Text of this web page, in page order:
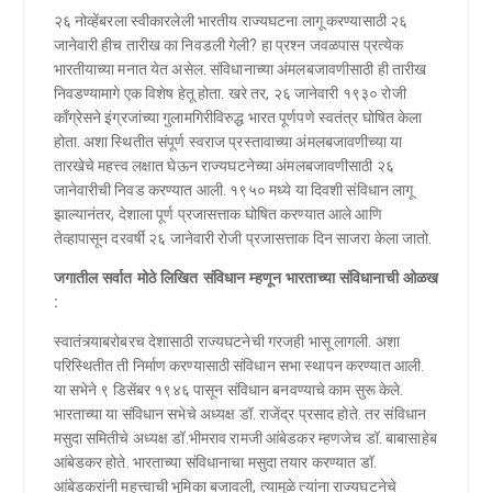
२६ नोव्हेंबरला स्वीकारलेली भारतीय राज्यघटना लागू करण्यासाठी २६
जानेवारी हीच तारीख का निवडली गेली? हा प्रश्न जवळपास प्रत्येक
भारतीयाच्या मनात येत असेल. संविधानाच्या अंमलबजावणीसाठी ही तारीख
निवडण्यामागे एक विशेष हेतू होता. खरे तर, २६ जानेवारी १९३० रोजी
काँग्रेसने इंग्रजांच्या गुलामगिरीविरुद्ध भारत पूर्णपणे स्वतंत्र घोषित केला
होता. अशा स्थितीत संपूर्ण स्वराज प्रस्तावाच्या अंमलबजावणीच्या या
तारखेचे महत्त्व लक्षात घेऊन राज्यघटनेच्या अंमलबजावणीसाठी २६
जानेवारीची निवड करण्यात आली. १९५० मध्ये या दिवशी संविधान लागू
झाल्यानंतर, देशाला पूर्ण प्रजासत्ताक घोषित करण्यात आले आणि
तेव्हापासून दरवर्षी २६ जानेवारी रोजी प्रजासत्ताक दिन साजरा केला जातो.
जगातील सर्वात मोठे लिखित संविधान म्हणून भारताच्या संविधानाची ओळख
:
स्वातंत्र्याबरोबरच देशासाठी राज्यघटनेची गरजही भासू लागली. अशा
परिस्थितीत ती निर्माण करण्यासाठी संविधान सभा स्थापन करण्यात आली.
या सभेने ९ डिसेंबर १९४६ पासून संविधान बनवण्याचे काम सुरू केले.
भारताच्या या संविधान सभेचे अध्यक्ष डॉ. राजेंद्र प्रसाद होते. तर संविधान
मसुदा समितीचे अध्यक्ष डॉ.भीमराव रामजी आंबेडकर म्हणजेच डॉ. बाबासाहेब
आंबेडकर होते. भारताच्या संविधानाचा मसुदा तयार करण्यात डॉ.
आंबेडकरांनी महत्त्वाची भूमिका बजावली, त्यामुळे त्यांना राज्यघटनेचे